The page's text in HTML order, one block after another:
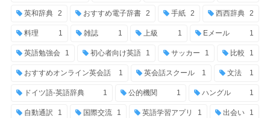
英和辞典 2 おすすめ電子辞書 2 手紙 2 西西辞典 2
料理 1 雑誌 1 上級 1 Eメール 1
英語勉強会 1 初心者向け英語 1 サッカー 1 比較 1
おすすめオンライン英会話 1 英会話スクール 1 文法 1
ドイツ語-英語辞典 1 公的機関 1 ハングル 1
自動通訳 1 国際交流 1 英語学習アプリ 1 出会い 1